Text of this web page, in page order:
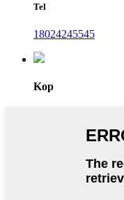
Tel
18024245545
Kop